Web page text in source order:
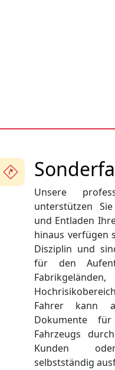
Unsere
unterstützen
und Entladen
hinaus verfügen
Disziplin und
für den
Fahrer kann
Dokumente
Fahrzeugs
Kunden
selbstständig